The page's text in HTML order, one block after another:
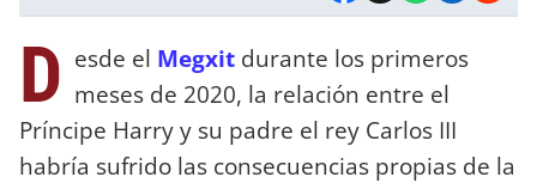
D esde el Megxit durante los primeros
meses de 2020, la relación entre el
Príncipe Harry y su padre el rey Carlos III
habría sufrido las consecuencias propias de la